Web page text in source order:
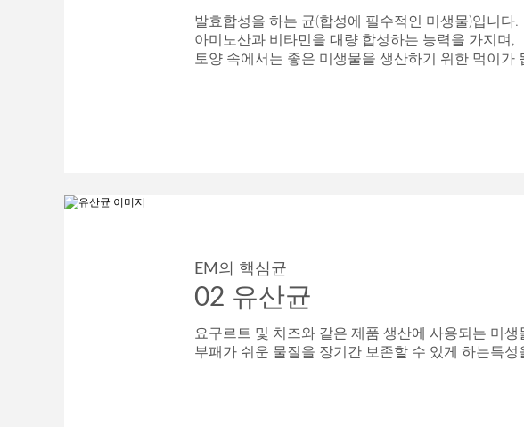
발효합성을 하는 균(합성에 필수적인 미생물)입니다.
아미노산과 비타민을 대량 합성하는 능력을 가지며,
토양 속에서는 좋은 미생물을 생산하기 위한 먹이가
EM의 핵심균
02 유산균
요구르트 및 치즈와 같은 제품 생산에 사용되는 미생
부패가 쉬운 물질을 장기간 보존할 수 있게 하는특